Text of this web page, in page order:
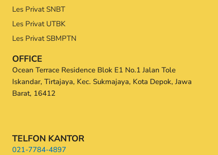
Les Privat SNBT
Les Privat UTBK
Les Privat SBMPTN
OFFICE
Ocean Terrace Residence Blok E1 No.1 Jalan Tole
Iskandar, Tirtajaya, Kec. Sukmajaya, Kota Depok, Jawa
Barat, 16412
TELFON KANTOR
021-7784-4897